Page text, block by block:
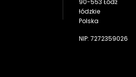
łódzkie
Polska
NIP: 7272359026